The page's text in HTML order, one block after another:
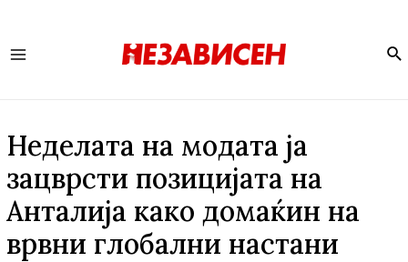
Неделата на модата ја
зацврсти позицијата на
Анталија како домаќин на
врвни глобални настани